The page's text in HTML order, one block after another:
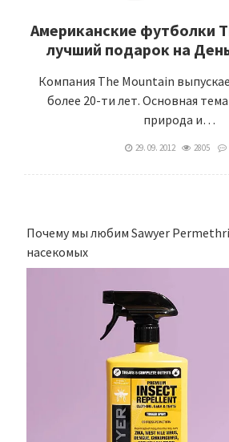
Американские футболки
лучший подарок на
Компания The Mountain
более 20-ти лет. Основная
природа и…
29. 09. 2012 2805
Почему мы любим Sawyer
насекомых